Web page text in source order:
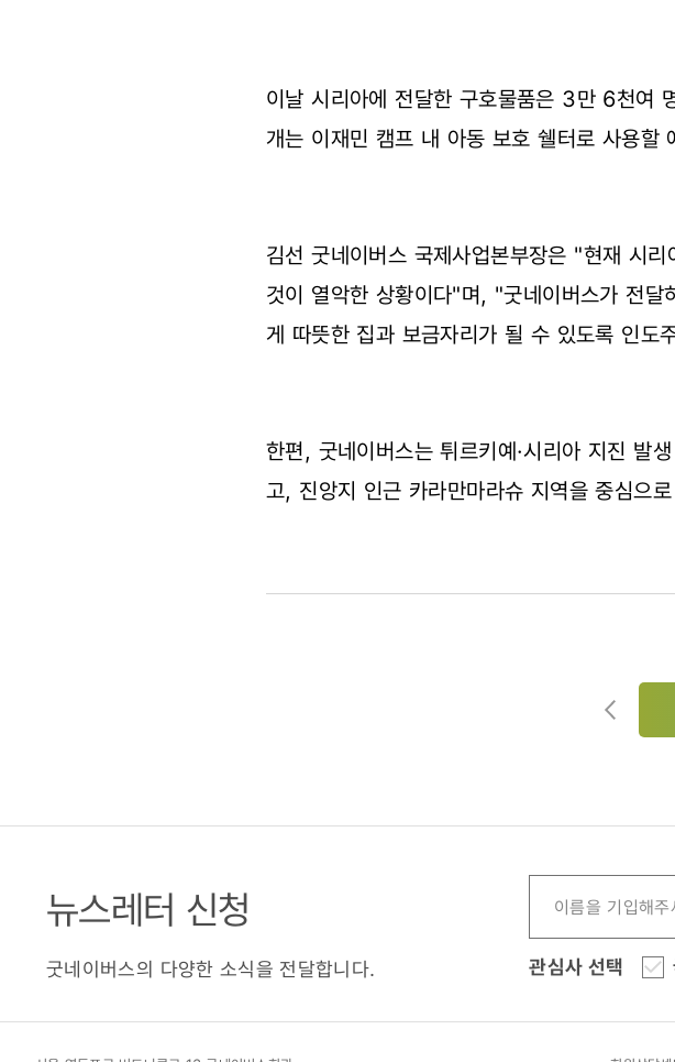
이날 시리아에 전달한 구호물품은 3만 6천여
개는 이재민 캠프 내 아동 보호 쉘터로 사용할
김선 굿네이버스 국제사업본부장은 "현재 시
것이 열악한 상황이다"며, "굿네이버스가 전
게 따뜻한 집과 보금자리가 될 수 있도록 인도
한편, 굿네이버스는 튀르키예·시리아 지진 발
고, 진앙지 인근 카라만마라슈 지역을 중심으
뉴스레터 신청
굿네이버스의 다양한 소식을 전달합니다. 관심사 선택